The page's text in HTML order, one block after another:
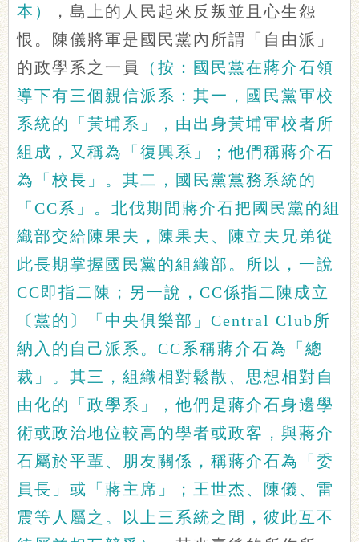
本）
，島上的人民起來反叛並且心生怨
恨。陳儀將軍是國民黨內所謂「自由派」
的政學系之一員
（按：國民黨在蔣介石領
導下有三個親信派系：其一，國民黨軍校
系統的「黃埔系」，由出身黃埔軍校者所
組成，又稱為「復興系」；他們稱蔣介石
為「校長」。其二，國民黨黨務系統的
「CC系」。北伐期間蔣介石把國民黨的組
織部交給陳果夫，陳果夫、陳立夫兄弟從
此長期掌握國民黨的組織部。所以，一說
CC即指二陳；另一說，CC係指二陳成立
〔黨的〕「中央俱樂部」Central Club所
納入的自己派系。CC系稱蔣介石為「總
裁」。其三，組織相對鬆散、思想相對自
由化的「政學系」，他們是蔣介石身邊學
術或政治地位較高的學者或政客，與蔣介
石屬於平輩、朋友關係，稱蔣介石為「委
員長」或「蔣主席」；王世杰、陳儀、雷
震等人屬之。以上三系統之間，彼此互不